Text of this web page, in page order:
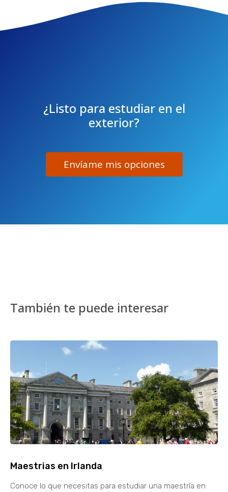
¿Listo para estudiar en el
exterior?
Envíame mis opciones
También te puede interesar
Maestrias en Irlanda
Conoce lo que necesitas para estudiar una maestría en